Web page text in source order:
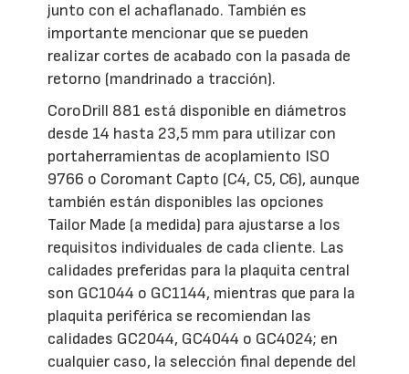
junto con el achaflanado. También es
importante mencionar que se pueden
realizar cortes de acabado con la pasada de
retorno (mandrinado a tracción).
CoroDrill 881 está disponible en diámetros
desde 14 hasta 23,5 mm para utilizar con
portaherramientas de acoplamiento ISO
9766 o Coromant Capto (C4, C5, C6), aunque
también están disponibles las opciones
Tailor Made (a medida) para ajustarse a los
requisitos individuales de cada cliente. Las
calidades preferidas para la plaquita central
son GC1044 o GC1144, mientras que para la
plaquita periférica se recomiendan las
calidades GC2044, GC4044 o GC4024; en
cualquier caso, la selección final depende del